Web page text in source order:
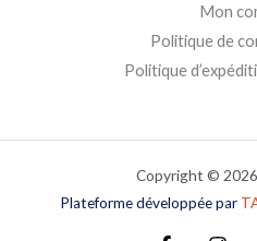
Mon
Politique de
Politique
Copyright © 2026
Plateforme développée par